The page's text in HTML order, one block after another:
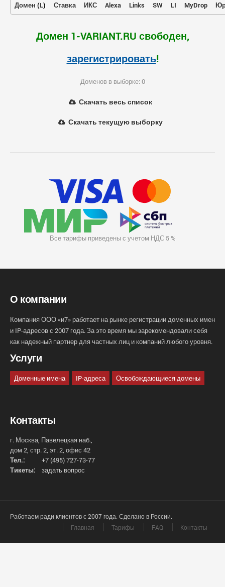
Домен (L) Ставка ИКС Alexa Links SW LI MyDrop
Домен 1-VARIANT.RU свободен,
зарегистрировать!
Доменов в выборке: 0
Скачать весь список
Скачать текущую выборку
Все тарифы приведены с учетом НДС 5 %
О компании
Компания ООО «и7» работает на рынке регистрации доменных имен
и IP-адресов с 2007 года. За это время мы зарекомендовали себя
как надежный партнер для частных лиц и компаний любого уровня.
Услуги
Доменные имена IP-адреса Освобождающиеся домены
Контакты
г. Москва, Павелецкая наб.,
дом 2, стр. 2, эт. 2, офис 42
Тел.:
+7 (495) 727-73-77
Тикеты:
задать вопрос
Работаем ради клиентов с 2007 года. Сделано в России.
Главная
Тарифы FAQ Контакты